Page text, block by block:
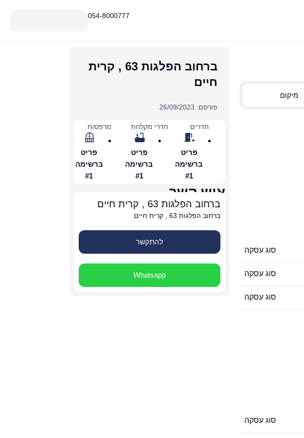
054-8000777
מיקום
סוג עסקה
סוג עסקה
סוג עסקה
סוג עסקה
ברחוב הפלגות 63 , קרית
חיים
פורסם: 26/09/2023
חדרים
פריט
ברשימה
#1
חדרי מקלחת
פריט
ברשימה
#1
מרפסות
פריט
ברשימה
#1
איש קשר
ברחוב הפלגות 63 , קרית חיים
ברחוב הפלגות 63 , קרית חיים
להתקשר
Whatsapp